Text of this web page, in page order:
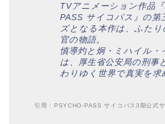
TVアニメーション作品
PASS サイコパス』の第
ズとなる本作は、ふたり
官の物語。
慎導灼と炯・ミハイル・
は、厚生省公安局の刑事
わりゆく世界で真実を求
引用 : PSYCHO-PASS サイコパス3期公式サ